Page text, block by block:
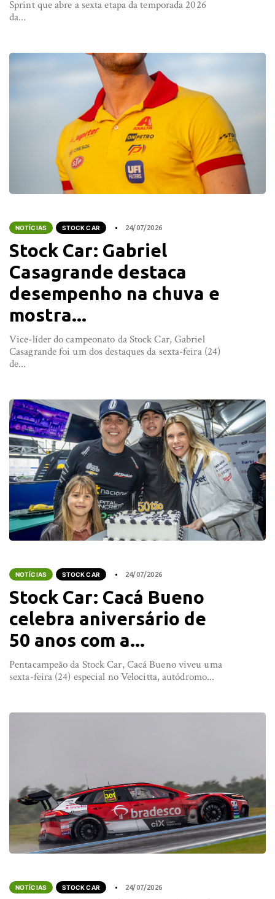
Sprint que abre a sexta etapa da temporada 2026
da...
NOTÍCIAS STOCK CAR 24/07/2026
Stock Car: Gabriel
Casagrande destaca
desempenho na chuva e
mostra...
Vice-líder do campeonato da Stock Car, Gabriel
Casagrande foi um dos destaques da sexta-feira (24)
de...
NOTÍCIAS STOCK CAR 24/07/2026
Stock Car: Cacá Bueno
celebra aniversário de
50 anos com a...
Pentacampeão da Stock Car, Cacá Bueno viveu uma
sexta-feira (24) especial no Velocitta, autódromo...
NOTÍCIAS STOCK CAR 24/07/2026